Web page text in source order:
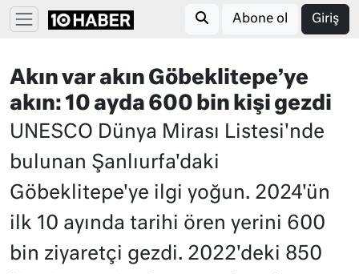
Abone ol Giriş
Akın var akın Göbeklitepe’ye
akın: 10 ayda 600 bin kişi gezdi
UNESCO Dünya Mirası Listesi'nde
bulunan Şanlıurfa'daki
Göbeklitepe'ye ilgi yoğun. 2024'ün
ilk 10 ayında tarihi ören yerini 600
bin ziyaretçi gezdi. 2022'deki 850